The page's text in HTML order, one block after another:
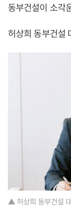
동부건설이 소각
허상희 동부건설
▲ 허상희 동부건설